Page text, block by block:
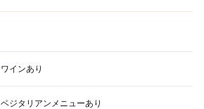
ワインあり
ベジタリアンメニューあり